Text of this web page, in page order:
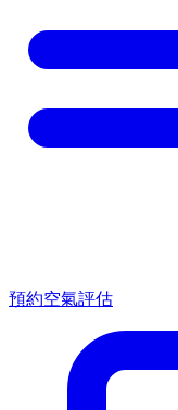
預約空氣評估